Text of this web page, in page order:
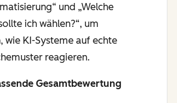
und „Welche
ich wählen?“, um
wie KI-Systeme auf echte
reagieren.
Gesamtbewertung